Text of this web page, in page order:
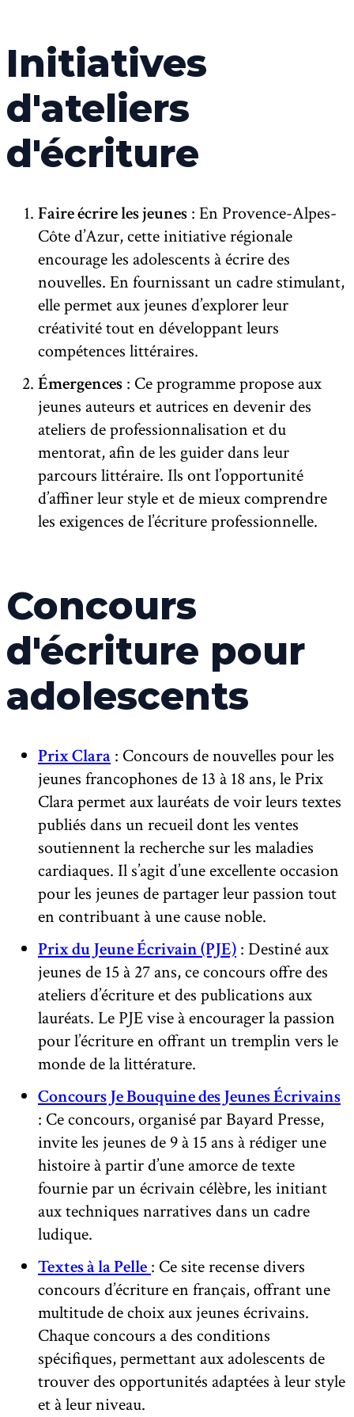
Initiatives
d'ateliers
d'écriture
Faire écrire les jeunes : En Provence-Alpes-
Côte d’Azur, cette initiative régionale
encourage les adolescents à écrire des
nouvelles. En fournissant un cadre stimulant,
elle permet aux jeunes d’explorer leur
créativité tout en développant leurs
compétences littéraires.
Émergences : Ce programme propose aux
jeunes auteurs et autrices en devenir des
ateliers de professionnalisation et du
mentorat, afin de les guider dans leur
parcours littéraire. Ils ont l’opportunité
d’affiner leur style et de mieux comprendre
les exigences de l’écriture professionnelle.
Concours
d'écriture pour
adolescents
Prix Clara : Concours de nouvelles pour les
jeunes francophones de 13 à 18 ans, le Prix
Clara permet aux lauréats de voir leurs textes
publiés dans un recueil dont les ventes
soutiennent la recherche sur les maladies
cardiaques. Il s’agit d’une excellente occasion
pour les jeunes de partager leur passion tout
en contribuant à une cause noble.
Prix du Jeune Écrivain (PJE) : Destiné aux
jeunes de 15 à 27 ans, ce concours offre des
ateliers d’écriture et des publications aux
lauréats. Le PJE vise à encourager la passion
pour l’écriture en offrant un tremplin vers le
monde de la littérature.
Concours Je Bouquine des Jeunes Écrivains
: Ce concours, organisé par Bayard Presse,
invite les jeunes de 9 à 15 ans à rédiger une
histoire à partir d’une amorce de texte
fournie par un écrivain célèbre, les initiant
aux techniques narratives dans un cadre
ludique.
Textes à la Pelle : Ce site recense divers
concours d’écriture en français, offrant une
multitude de choix aux jeunes écrivains.
Chaque concours a des conditions
spécifiques, permettant aux adolescents de
trouver des opportunités adaptées à leur style
et à leur niveau.